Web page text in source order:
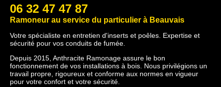
06 32 47 47 87
Ramoneur au service du particulier à Beauvais
Votre spécialiste en entretien d'inserts et poêles. Expertise et
sécurité pour vos conduits de fumée.
Depuis 2015, Anthracite Ramonage assure le bon
fonctionnement de vos installations à bois. Nous privilégions un
travail propre, rigoureux et conforme aux normes en vigueur
pour votre confort et votre sécurité.